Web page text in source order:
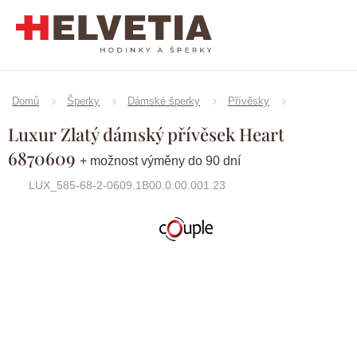
Domů Šperky Dámské šperky Přívěsky
Luxur Zlatý dámský přívěsek Heart
6870609 + možnost výměny do 90 dní
LUX_585-68-2-0609.1B00.0.00.001.23
Značka:Couple